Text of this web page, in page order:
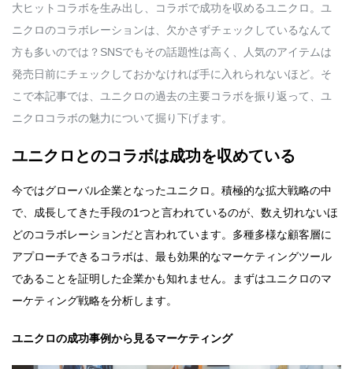
大ヒットコラボを生み出し、コラボで成功を収めるユニクロ。ユ
ニクロのコラボレーションは、欠かさずチェックしているなんて
方も多いのでは？SNSでもその話題性は高く、人気のアイテムは
発売日前にチェックしておかなければ手に入れられないほど。そ
こで本記事では、ユニクロの過去の主要コラボを振り返って、ユ
ニクロコラボの魅力について掘り下げます。
ユニクロとのコラボは成功を収めている
今ではグローバル企業となったユニクロ。積極的な拡大戦略の中
で、成長してきた手段の1つと言われているのが、数え切れないほ
どのコラボレーションだと言われています。多種多様な顧客層に
アプローチできるコラボは、最も効果的なマーケティングツール
であることを証明した企業かも知れません。まずはユニクロのマ
ーケティング戦略を分析します。
ユニクロの成功事例から見るマーケティング